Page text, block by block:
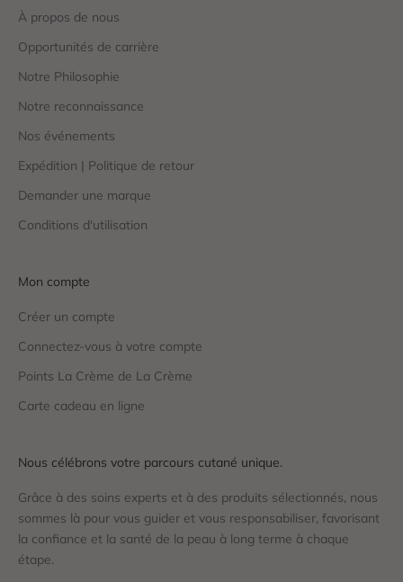
À propos de nous
Opportunités de carrière
Notre Philosophie
Notre reconnaissance
Nos événements
Expédition | Politique de retour
Demander une marque
Conditions d'utilisation
Mon compte
Créer un compte
Connectez-vous à votre compte
Points La Crème de La Crème
Carte cadeau en ligne
Nous célébrons votre parcours cutané unique.
Grâce à des soins experts et à des produits sélectionnés, nous
sommes là pour vous guider et vous responsabiliser, favorisant
la confiance et la santé de la peau à long terme à chaque
étape.